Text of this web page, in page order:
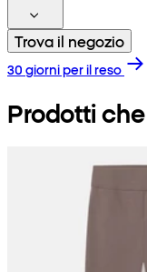
Trova il negozio
30 giorni per il reso
Prodotti